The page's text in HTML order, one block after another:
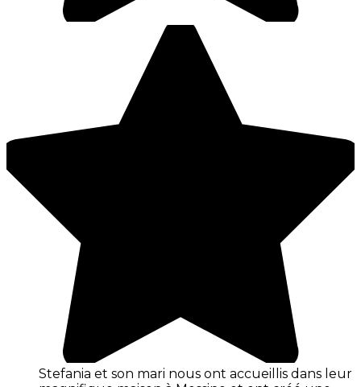
Stefania et son mari nous ont accueillis dans leur